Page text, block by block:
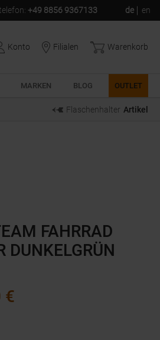
: +49 8856 9367133 de en
Konto Filialen Warenkorb
MARKEN BLOG OUTLET
Flaschenhalter Artikel
FAHRRAD
DUNKELGRÜN
€